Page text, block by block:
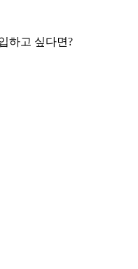
하고 싶다면?